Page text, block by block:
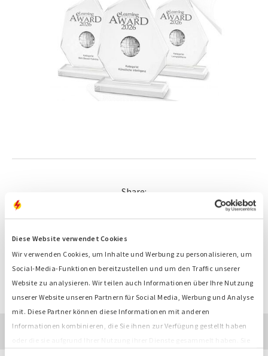
Diese Website verwendet Cookies
Wir verwenden Cookies, um Inhalte und Werbung zu personalisieren, um
Social-Media-Funktionen bereitzustellen und um den Traffic unserer
Website zu analysieren. Wir teilen auch Informationen über Ihre Nutzung
unserer Website unseren Partnern für Social Media, Werbung und Analyse
mit. Diese Partner können diese Informationen mit anderen
Informationen kombinieren, die Sie ihnen zur Verfügung gestellt haben
Share:
ZUR ÜBERSICHT